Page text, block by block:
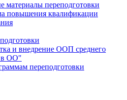
материалы переподготовки
повышения квалификации
и внедрение ООП среднего
в ОО"
переподготовки